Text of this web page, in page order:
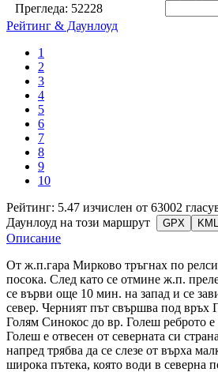
Прегледа: 52228
Рейтинг & Даунлоуд
1
2
3
4
5
6
7
8
9
10
Рейтинг: 5.47 изчислен от 63002
Даунлоуд на този маршрут
GPX KML
Описание
От ж.п.гара Мирково тръгнах по
посока. След като се отмине ж.п.
се върви още 10 мин. на запад и се
север. Черният път свършва под връх
Голям Синокос до вр. Голеш реброто е
Голеш е отвесен от северната си
напред трябва да се слезе от върха
широка пътека, която води в северна